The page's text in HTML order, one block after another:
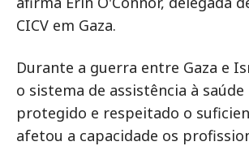
CICV em Gaza.
Durante a guerra entre Gaza e
o sistema de assistência à
protegido e respeitado o
afetou a capacidade os